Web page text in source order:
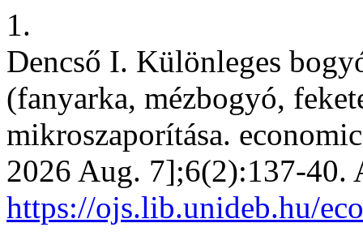
1.
Dencső I. Különleges
(fanyarka, mézbogyó,
mikroszaporítása.
2026 Aug. 7];6(2):137-40.
https://ojs.lib.unideb.hu/